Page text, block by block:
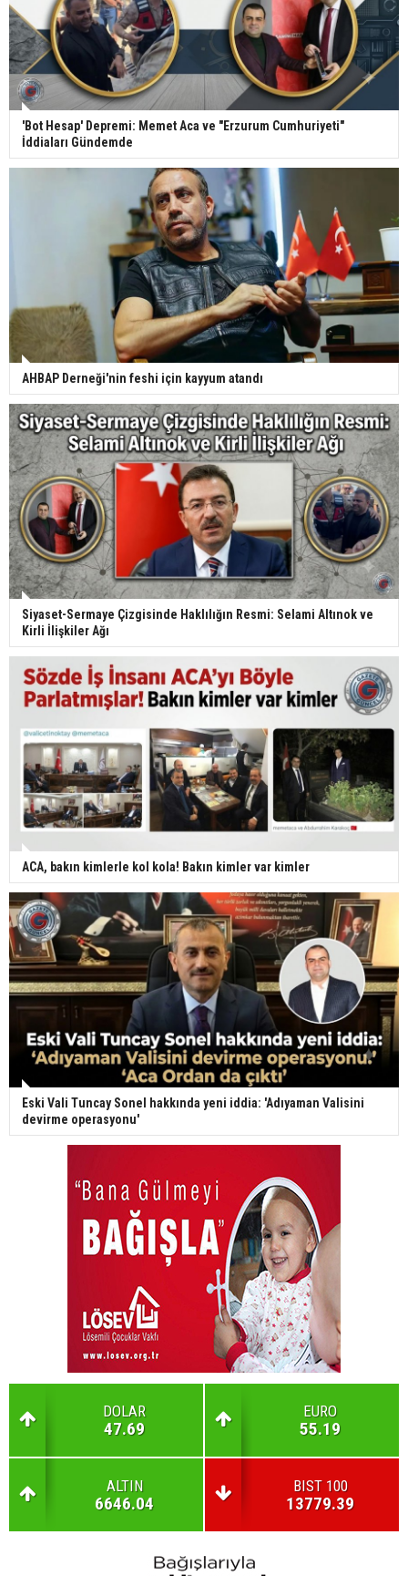
'Bot Hesap' Depremi: Memet Aca ve "Erzurum Cumhuriyeti"
İddiaları Gündemde
AHBAP Derneği'nin feshi için kayyum atandı
Siyaset-Sermaye Çizgisinde Haklılığın Resmi: Selami Altınok ve
Kirli İlişkiler Ağı
ACA, bakın kimlerle kol kola! Bakın kimler var kimler
Eski Vali Tuncay Sonel hakkında yeni iddia: 'Adıyaman Valisini
devirme operasyonu'
DOLAR
47.69
EURO
55.19
ALTIN
6646.04
BIST 100
13779.39